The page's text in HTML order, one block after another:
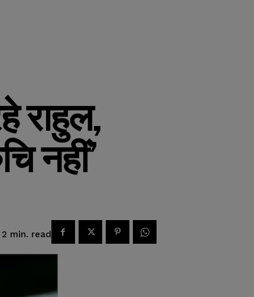
राहुल,
नहीं’
2 min. read